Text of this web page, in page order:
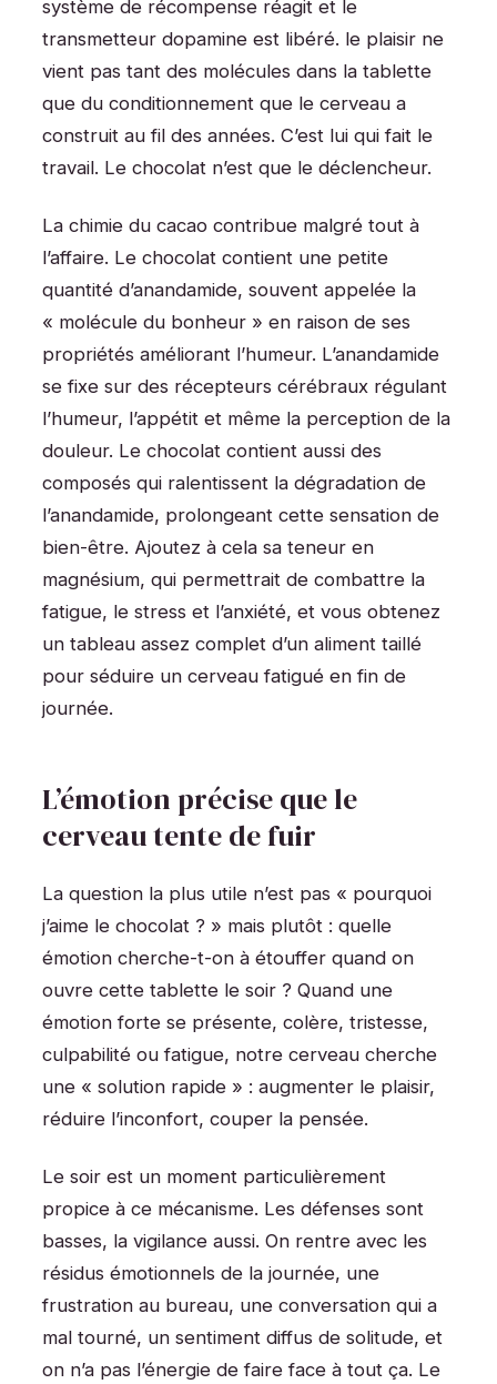
système de récompense réagit et le
transmetteur dopamine est libéré. le plaisir ne
vient pas tant des molécules dans la tablette
que du conditionnement que le cerveau a
construit au fil des années. C’est lui qui fait le
travail. Le chocolat n’est que le déclencheur.
La chimie du cacao contribue malgré tout à
l’affaire. Le chocolat contient une petite
quantité d’anandamide, souvent appelée la
« molécule du bonheur » en raison de ses
propriétés améliorant l’humeur. L’anandamide
se fixe sur des récepteurs cérébraux régulant
l’humeur, l’appétit et même la perception de la
douleur. Le chocolat contient aussi des
composés qui ralentissent la dégradation de
l’anandamide, prolongeant cette sensation de
bien-être. Ajoutez à cela sa teneur en
magnésium, qui permettrait de combattre la
fatigue, le stress et l’anxiété, et vous obtenez
un tableau assez complet d’un aliment taillé
pour séduire un cerveau fatigué en fin de
journée.
L’émotion précise que le
cerveau tente de fuir
La question la plus utile n’est pas « pourquoi
j’aime le chocolat ? » mais plutôt : quelle
émotion cherche-t-on à étouffer quand on
ouvre cette tablette le soir ? Quand une
émotion forte se présente, colère, tristesse,
culpabilité ou fatigue, notre cerveau cherche
une « solution rapide » : augmenter le plaisir,
réduire l’inconfort, couper la pensée.
Le soir est un moment particulièrement
propice à ce mécanisme. Les défenses sont
basses, la vigilance aussi. On rentre avec les
résidus émotionnels de la journée, une
frustration au bureau, une conversation qui a
mal tourné, un sentiment diffus de solitude, et
on n’a pas l’énergie de faire face à tout ça. Le